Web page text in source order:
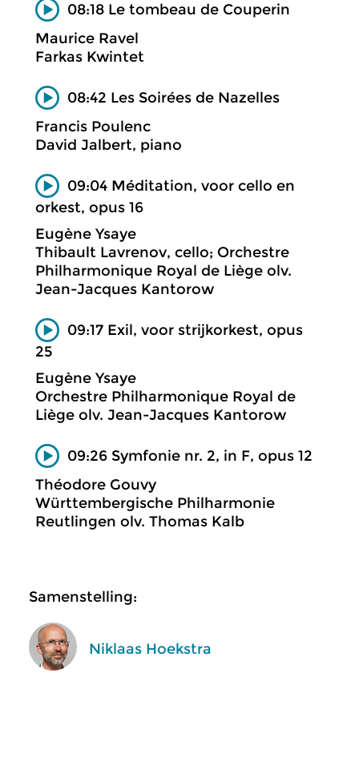
08:18 Le tombeau de Couperin
Maurice Ravel
Farkas Kwintet
08:42 Les Soirées de Nazelles
Francis Poulenc
David Jalbert, piano
09:04 Méditation, voor cello en
orkest, opus 16
Eugène Ysaye
Thibault Lavrenov, cello; Orchestre
Philharmonique Royal de Liège olv.
Jean-Jacques Kantorow
09:17 Exil, voor strijkorkest, opus
25
Eugène Ysaye
Orchestre Philharmonique Royal de
Liège olv. Jean-Jacques Kantorow
09:26 Symfonie nr. 2, in F, opus 12
Théodore Gouvy
Württembergische Philharmonie
Reutlingen olv. Thomas Kalb
Samenstelling:
Niklaas Hoekstra